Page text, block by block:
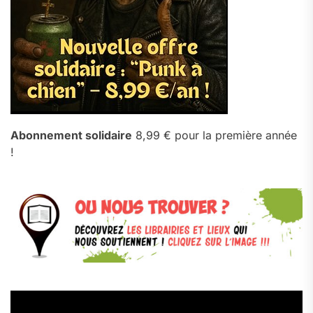
Abonnement solidaire 8,99 € pour la première année
!